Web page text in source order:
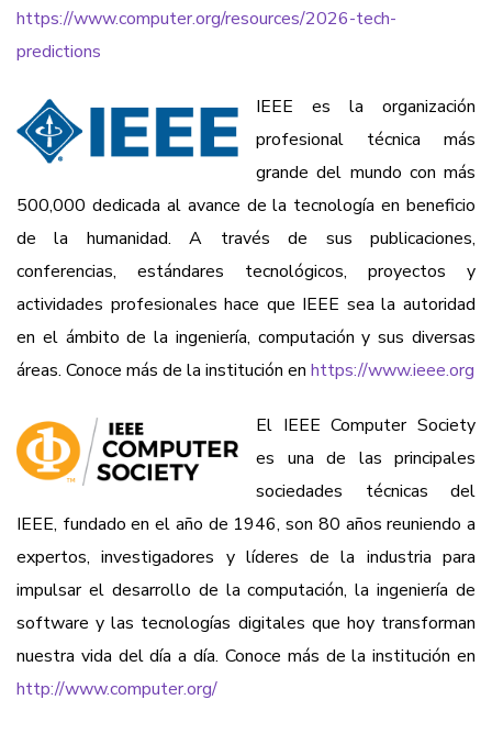
https://www.computer.org/resources/2026-tech-
predictions
IEEE es la organización
profesional técnica más
grande del mundo con más
500,000 dedicada al avance de la tecnología en beneficio
de la humanidad. A través de sus publicaciones,
conferencias, estándares tecnológicos, proyectos y
actividades profesionales hace que IEEE sea la autoridad
en el ámbito de la ingeniería, computación y sus diversas
áreas. Conoce más de la institución en https://www.ieee.org
El IEEE Computer Society
es una de las principales
sociedades técnicas del
IEEE, fundado en el año de 1946, son 80 años reuniendo a
expertos, investigadores y líderes de la industria para
impulsar el desarrollo de la computación, la ingeniería de
software y las tecnologías digitales que hoy transforman
nuestra vida del día a día. Conoce más de la institución en
http://www.computer.org/